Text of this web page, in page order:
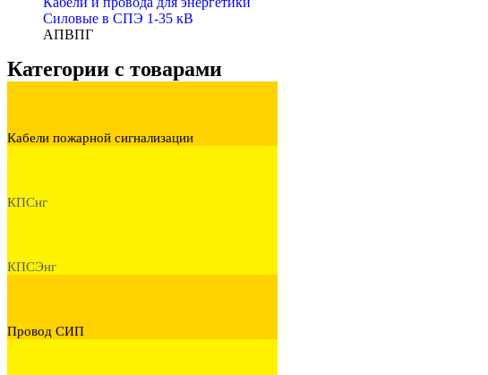
Cиловые в СПЭ 1-35 кВ
АПВПГ
Категории с товарами
Кабели пожарной сигнализации
КПСнг
КПСЭнг
Провод СИП